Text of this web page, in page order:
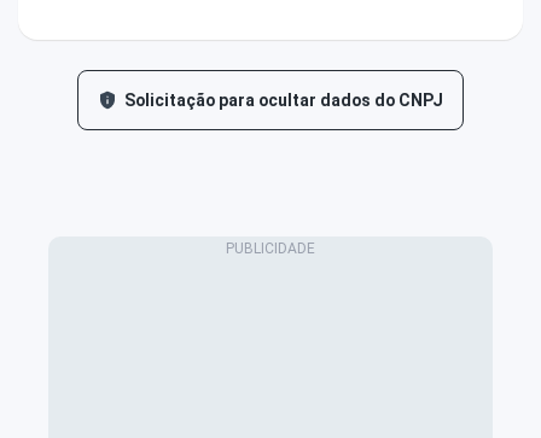
Solicitação para ocultar dados do CNPJ